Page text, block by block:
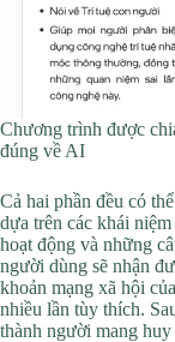
Chương trình được
đúng về AI
Cả hai phần đều có
dựa trên các khái
hoạt động và những
người dùng sẽ nhận
khoản mạng xã hội
nhiều lần tùy thích.
thành người mang